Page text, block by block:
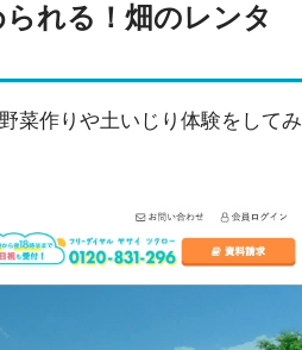
れる！畑のレンタ
菜作りや土いじり体験をしてみ